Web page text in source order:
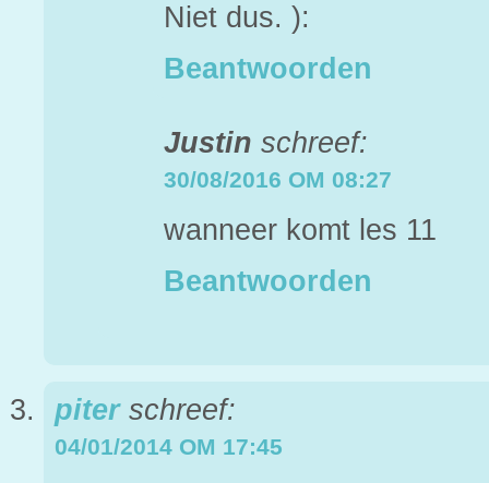
Niet dus. ):
Beantwoorden
Justin schreef:
30/08/2016 OM 08:27
wanneer komt les 11
Beantwoorden
piter schreef:
04/01/2014 OM 17:45